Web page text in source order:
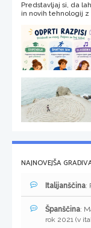
Predstavljaj si, da
in novih tehnologij
NAJNOVEJŠA
Italijanščina:
Španščina:
rok 2021 (v